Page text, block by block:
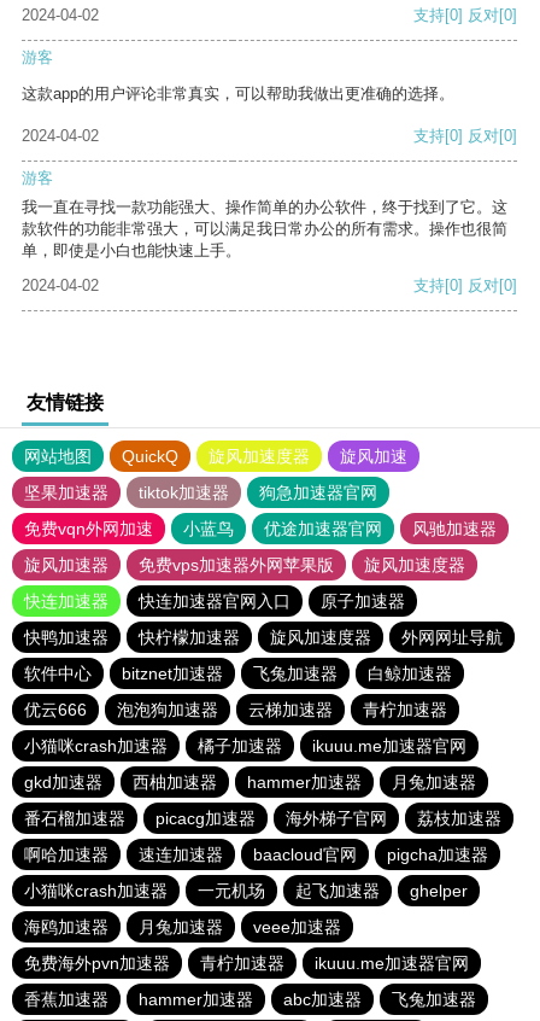
2024-04-02
支持[0] 反对[0]
游客
这款app的用户评论非常真实，可以帮助我做出更准确的选择。
2024-04-02 支持[0] 反对[0]
游客
我一直在寻找一款功能强大、操作简单的办公软件，终于找到了它。这
款软件的功能非常强大，可以满足我日常办公的所有需求。操作也很简
单，即使是小白也能快速上手。
2024-04-02
支持[0] 反对[0]
友情链接
网站地图 QuickQ 旋风加速度器
旋风加速
坚果加速器
tiktok加速器
狗急加速器官网
免费vqn外网加速
小蓝鸟 优途加速器官网
风驰加速器
旋风加速器
免费vps加速器外网苹果版
旋风加速度器
快连加速器
快连加速器官网入口
原子加速器
快鸭加速器
快柠檬加速器 旋风加速度器
外网网址导航
软件中心
bitznet加速器 飞兔加速器
白鲸加速器
优云666
泡泡狗加速器 云梯加速器
青柠加速器
小猫咪crash加速器
橘子加速器
ikuuu.me加速器官网
gkd加速器
西柚加速器 hammer加速器
月兔加速器
番石榴加速器
picacg加速器 海外梯子官网
荔枝加速器
啊哈加速器
速连加速器 baacloud官网
pigcha加速器
小猫咪crash加速器
一元机场 起飞加速器
ghelper
海鸥加速器
月兔加速器
veee加速器
免费海外pvn加速器
青柠加速器
ikuuu.me加速器官网
香蕉加速器
hammer加速器 abc加速器 飞兔加速器